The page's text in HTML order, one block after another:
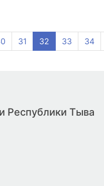
31 32 33 34
Республики Тыва